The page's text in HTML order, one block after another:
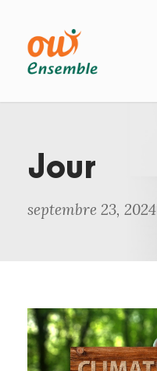
Jour
septembre 23, 2024